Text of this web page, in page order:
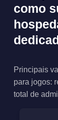
como
Principais
para jogos:
total de